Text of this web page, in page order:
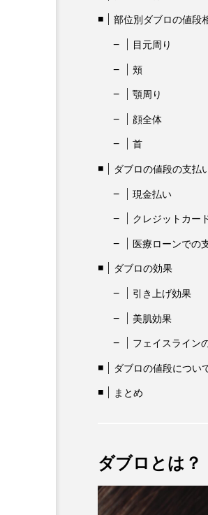
部位別ダブロの値段
目元周り
頬
顎周り
顔全体
首
ダブロの値段の支払
現金払い
クレジットカー
医療ローンでの
ダブロの効果
引き上げ効果
美肌効果
フェイスライン
ダブロの値段につい
まとめ
ダブロとは？